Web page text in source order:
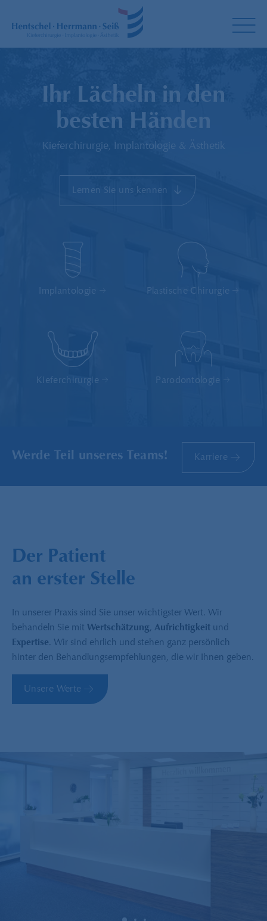
Ihr Lächeln in den
besten Händen
Kieferchirurgie, Implantologie & Ästhetik
Lernen Sie uns kennen
Implantologie Plastische Chirurgie
Kieferchirurgie Parodontologie
Werde Teil unseres Teams! Karriere
Der Patient
an erster Stelle
In unserer Praxis sind Sie unser wichtigster Wert. Wir
behandeln Sie mit Wertschätzung, Aufrichtigkeit und
Expertise. Wir sind ehrlich und stehen ganz persönlich
hinter den Behandlungsempfehlungen, die wir Ihnen geben.
Unsere Werte